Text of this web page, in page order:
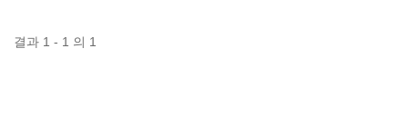
결과 1 - 1 의 1